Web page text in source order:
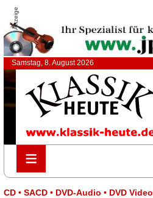
Anzeige
Samstag, 8. August 2026
≡
≡
CD • SACD • DVD-Audio • DVD Video